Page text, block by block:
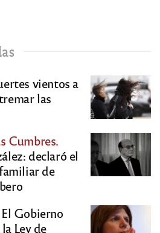
vientos a
las
Cumbres.
declaró el
de
El Gobierno
Ley de